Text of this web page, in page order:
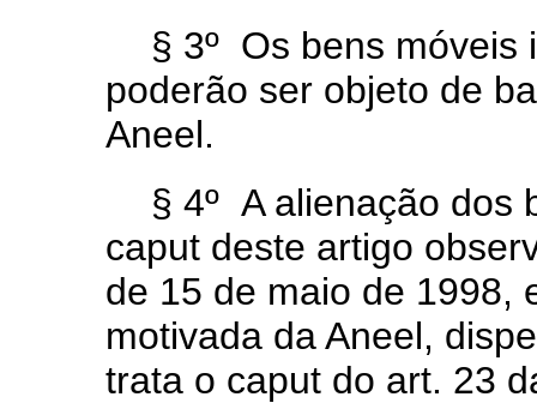
§ 3º Os bens móveis
poderão ser objeto de
Aneel.
§ 4º A alienação dos
caput deste artigo
de 15 de maio de 1998,
motivada da Aneel,
trata o caput do art. 23